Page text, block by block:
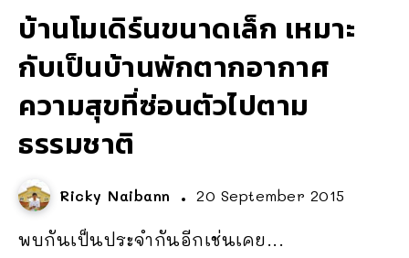
บ้านโมเดิร์นขนาดเล็ก เหมาะ
กับเป็นบ้านพักตากอากาศ
ความสุขที่ซ่อนตัวไปตาม
ธรรมชาติ
Ricky Naibann 20 September 2015
พบกันเป็นประจำกันอีกเช่นเคย...